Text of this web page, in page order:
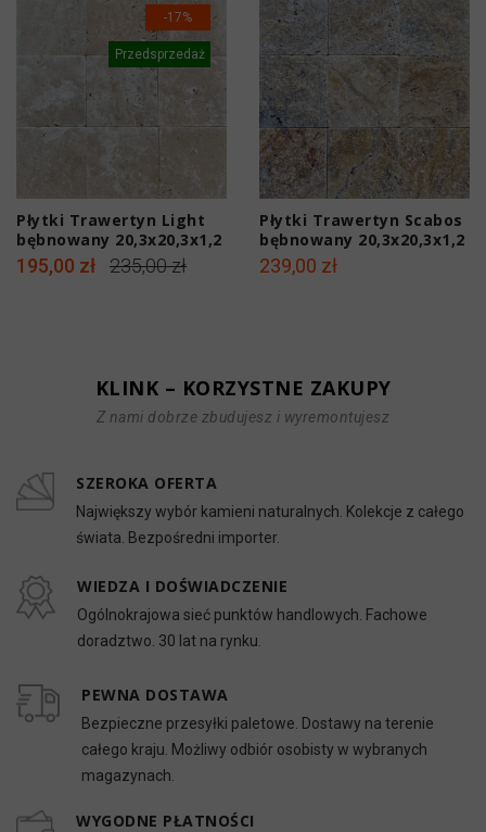
-17%
Przedsprzedaż
Płytki Trawertyn Light
bębnowany 20,3x20,3x1,2
cm
195,00 zł 235,00 zł
Płytki Trawertyn Scabos
bębnowany 20,3x20,3x1,2
cm
239,00 zł
KLINK – KORZYSTNE ZAKUPY
Z nami dobrze zbudujesz i wyremontujesz
SZEROKA OFERTA
Największy wybór kamieni naturalnych. Kolekcje z całego
świata. Bezpośredni importer.
WIEDZA I DOŚWIADCZENIE
Ogólnokrajowa sieć punktów handlowych. Fachowe
doradztwo. 30 lat na rynku.
PEWNA DOSTAWA
Bezpieczne przesyłki paletowe. Dostawy na terenie
całego kraju. Możliwy odbiór osobisty w wybranych
magazynach.
WYGODNE PŁATNOŚCI